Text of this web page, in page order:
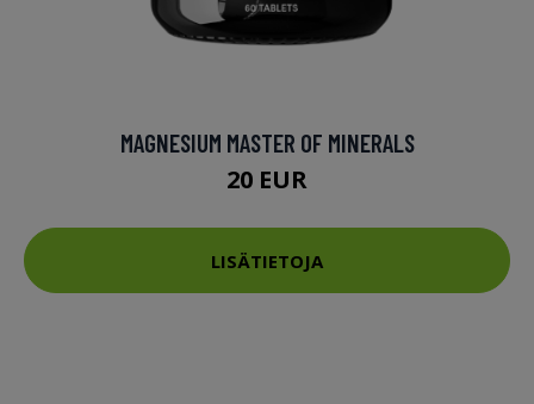
MAGNESIUM MASTER OF MINERALS
20 EUR
LISÄTIETOJA